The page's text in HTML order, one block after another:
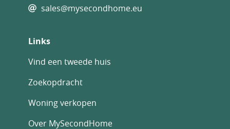
sales@mysecondhome.eu
Links
Vind een tweede huis
Zoekopdracht
Woning verkopen
Over MySecondHome